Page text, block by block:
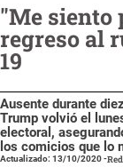
"Me siento
regreso al
19
Ausente durante
Trump volvió el
electoral,
los comicios que lo
Actualizado: 13/10/2020-